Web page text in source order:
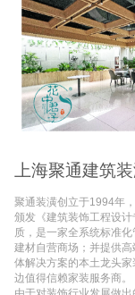
上海聚通建筑
聚通装潢创立于1994年
颁发《建筑装饰工程设
质，是一家全系统标准
建材自营商场；并提供
体解决方案的本土龙头
边值得信赖家装服务商。